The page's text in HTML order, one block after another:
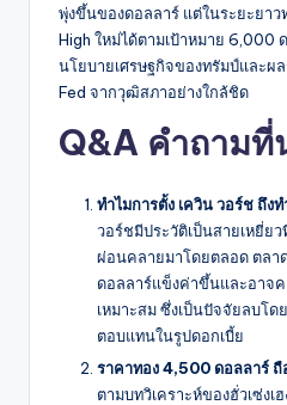
พุ่งขึ้นของดอลลาร์ แต่ในระยะยา
High ใหม่ได้ตามเป้าหมาย 6,000
นโยบายเศรษฐกิจของทรัมป์และผ
Fed จากวุฒิสภาอย่างใกล้ชิด
Q&A คำถามที่
ทำไมการตั้ง เควิน วอร์ช ถึง
วอร์ชมีประวัติเป็นสายเหยี่ย
ผ่อนคลายมาโดยตลอด ตลา
ดอลลาร์แข็งค่าขึ้นและอาจค
เหมาะสม ซึ่งเป็นปัจจัยลบโ
ตอบแทนในรูปดอกเบี้ย
ราคาทอง 4,500 ดอลลาร์
ตามบทวิเคราะห์ของฮั่วเซ่ง